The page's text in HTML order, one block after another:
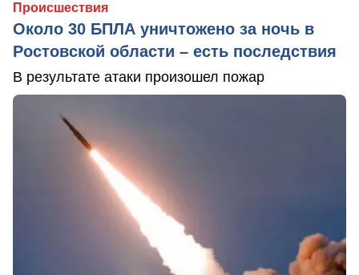
Происшествия
Около 30 БПЛА уничтожено за ночь в
Ростовской области – есть последствия
В результате атаки произошел пожар